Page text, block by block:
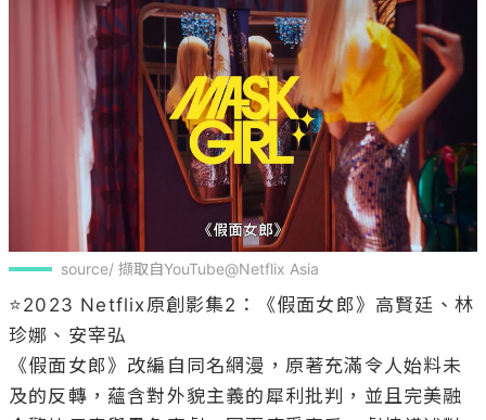
source/ 擷取自YouTube@Netflix Asia
⭐2023 Netflix原創影集2：《假面女郎》高賢廷、林
珍娜、安宰弘
《假面女郎》改編自同名網漫，原著充滿令人始料未
及的反轉，蘊含對外貌主義的犀利批判，並且完美融
合驚悚元素與黑色喜劇，因而廣受喜愛。劇情講述對
外表自卑的「金貌美」白天是普通上班族，到了晚上
卻用面具遮去容貌，成了網路直播主。在意外捲入一
起事件後，她的生活出現驚人的轉折。不同時期的
「金貌美」分別由高賢廷和林珍娜飾演，安宰弘則演
出暗戀金貌美的同事朱伍南，劇情開展頗具新意、故